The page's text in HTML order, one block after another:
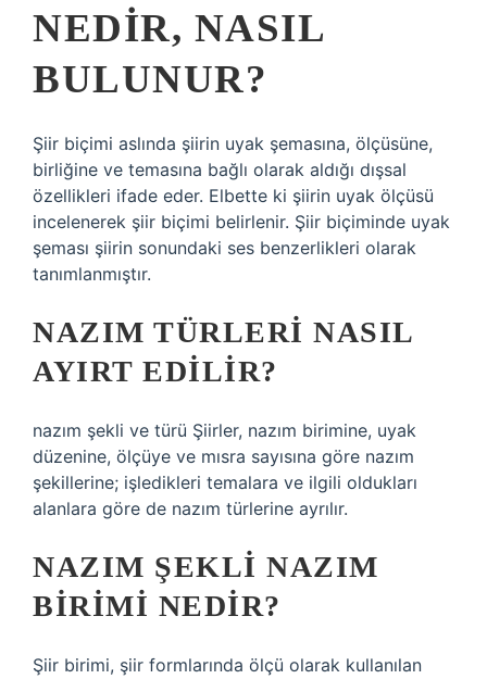
NEDIR, NASIL
BULUNUR?
Şiir biçimi aslında şiirin uyak şemasına, ölçüsüne,
birliğine ve temasına bağlı olarak aldığı dışsal
özellikleri ifade eder. Elbette ki şiirin uyak ölçüsü
incelenerek şiir biçimi belirlenir. Şiir biçiminde uyak
şeması şiirin sonundaki ses benzerlikleri olarak
tanımlanmıştır.
NAZIM TÜRLERI NASIL
AYIRT EDILIR?
nazım şekli ve türü Şiirler, nazım birimine, uyak
düzenine, ölçüye ve mısra sayısına göre nazım
şekillerine; işledikleri temalara ve ilgili oldukları
alanlara göre de nazım türlerine ayrılır.
NAZIM ŞEKLI NAZIM
BIRIMI NEDIR?
Şiir birimi, şiir formlarında ölçü olarak kullanılan